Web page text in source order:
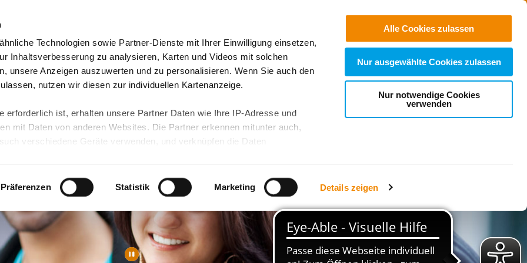
Technologien sowie Partner-Dienste mit Ihrer Einwilligung einsetzen,
Inhaltsverbesserung zu analysieren, Karten und Videos mit solchen
unsere Anzeigen auszuwerten und zu personalisieren. Wenn Sie auch den
nutzen wir diesen zur individuellen Kartenanzeige.
erforderlich ist, erhalten unsere Partner Daten wie Ihre IP-Adresse und
mit Daten von anderen Websites. Die Partner erkennen mitunter auch,
verschiedene Geräte verwenden, und verknüpfen die Daten
Daten führen kann.
unserenDatenschutzhinweisenund in unsererCookie-Übersicht. Wenn
Funktionen für diese Zwecke aktiviert sind, müssen Sie alle Cookie-
können mittels nachfolgender Buttons über Ihre Einwilligung für diese
erteilte Einwilligung stets für die Zukunft widerrufen. Bitte beachten Sie:
Präferenzen Statistik Marketing Details zeigen
Alle Cookies zulassen
Nur ausgewählte Cookies zulassen
Nur notwendige Cookies
verwenden
Suchen
& Angebote Presse & Themen Jobs & Karriere Spenden
Jobs